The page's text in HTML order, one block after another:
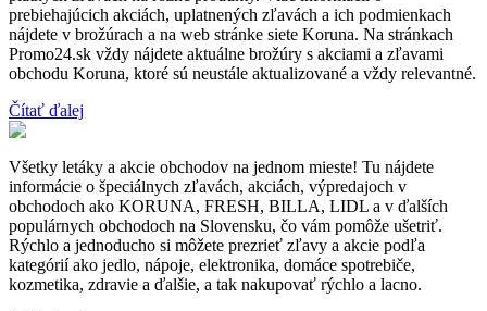
prebiehajúcich akciách, uplatnených zľavách a ich podmienkach
nájdete v brožúrach a na web stránke siete Koruna. Na stránkach
Promo24.sk vždy nájdete aktuálne brožúry s akciami a zľavami
obchodu Koruna, ktoré sú neustále aktualizované a vždy relevantné.
Čítať ďalej
Všetky letáky a akcie obchodov na jednom mieste! Tu nájdete
informácie o špeciálnych zľavách, akciách, výpredajoch v
obchodoch ako KORUNA, FRESH, BILLA, LIDL a v ďalších
populárnych obchodoch na Slovensku, čo vám pomôže ušetriť.
Rýchlo a jednoducho si môžete prezrieť zľavy a akcie podľa
kategórií ako jedlo, nápoje, elektronika, domáce spotrebiče,
kozmetika, zdravie a ďalšie, a tak nakupovať rýchlo a lacno.